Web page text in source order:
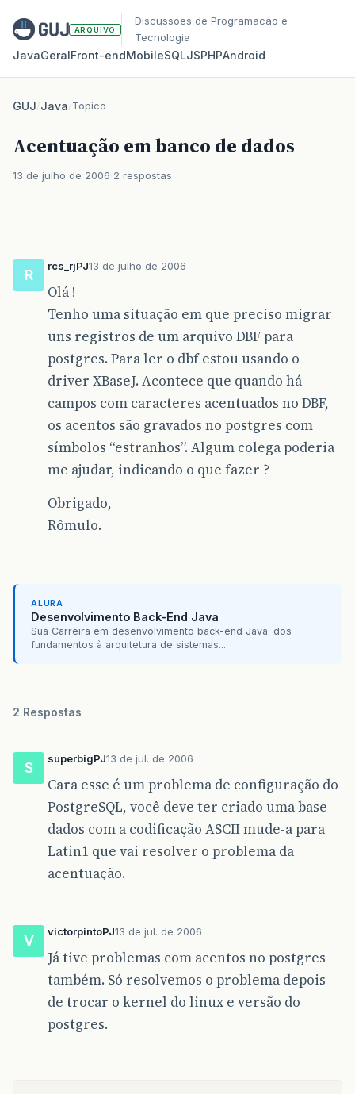
ARQUIVO
Discussoes de Programacao e
Tecnologia
JavaGeralFront‑endMobileSQLJSPHPAndroid
GUJ/Java/Topico
Acentuação em banco de dados
13 de julho de 2006 2 respostas
R
rcs_rjPJ13 de julho de 2006
Olá !
Tenho uma situação em que preciso migrar
uns registros de um arquivo DBF para
postgres. Para ler o dbf estou usando o
driver XBaseJ. Acontece que quando há
campos com caracteres acentuados no DBF,
os acentos são gravados no postgres com
símbolos “estranhos”. Algum colega poderia
me ajudar, indicando o que fazer ?
Obrigado,
Rômulo.
ALURA
Desenvolvimento Back-End Java
Sua Carreira em desenvolvimento back-end Java: dos
fundamentos à arquitetura de sistemas...
2 Respostas
S
superbigPJ13 de jul. de 2006
Cara esse é um problema de configuração do
PostgreSQL, você deve ter criado uma base
dados com a codificação ASCII mude-a para
Latin1 que vai resolver o problema da
acentuação.
V
victorpintoPJ13 de jul. de 2006
Já tive problemas com acentos no postgres
também. Só resolvemos o problema depois
de trocar o kernel do linux e versão do
postgres.